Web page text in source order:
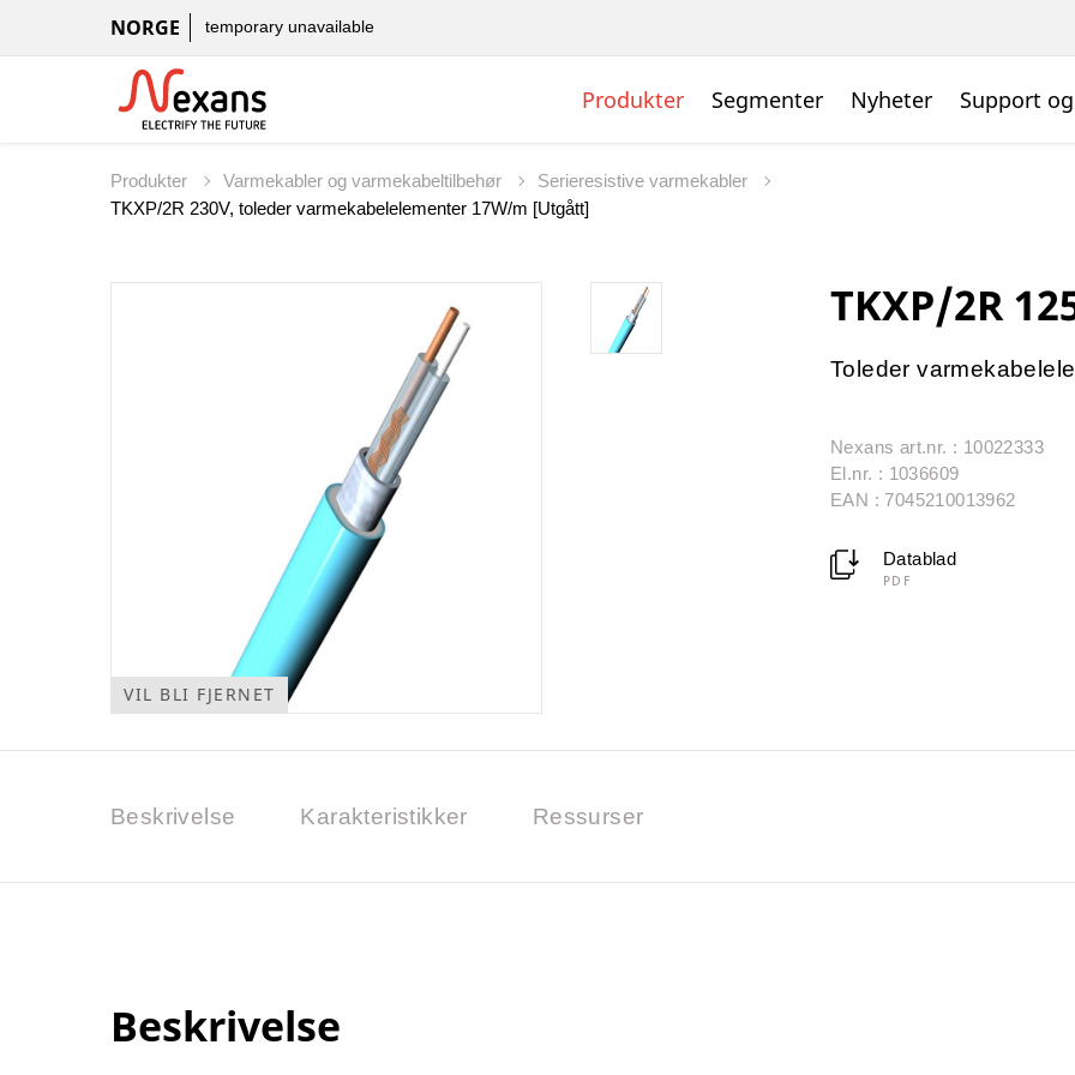
NORGE temporary unavailable
Produkter Segmenter Nyheter Support
Produkter Varmekabler og varmekabeltilbehør
Serieresistive varmekabler
TKXP/2R 230V, toleder varmekabelelementer 17W/m [Utgått]
VIL BLI FJERNET
TKXP/2R
Toleder
Nexans art.nr. : 10022333
El.nr. : 1036609
EAN : 7045210013962
Datablad
PDF
Beskrivelse Karakteristikker Ressurser
Beskrivelse